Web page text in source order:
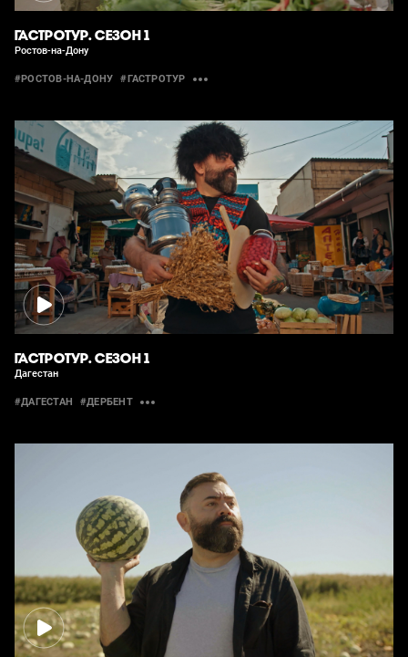
ГАСТРОТУР. СЕЗОН 1
Ростов-на-Дону
#РОСТОВ-НА-ДОНУ #ГАСТРОТУР
ГАСТРОТУР. СЕЗОН 1
Дагестан
#ДАГЕСТАН #ДЕРБЕНТ